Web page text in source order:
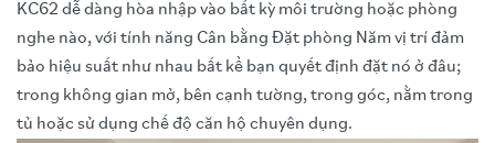
KC62 dễ dàng hòa nhập vào bất kỳ môi trường hoặc phòng
nghe nào, với tính năng Cân bằng Đặt phòng Năm vị trí đảm
bảo hiệu suất như nhau bất kể bạn quyết định đặt nó ở đâu;
trong không gian mở, bên cạnh tường, trong góc, nằm trong
tủ hoặc sử dụng chế độ căn hộ chuyên dụng.